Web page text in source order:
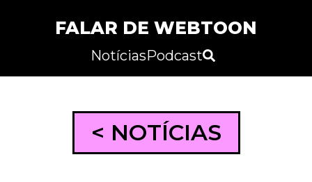
FALAR DE WEBTOON
NotíciasPodcast
< NOTÍCIAS